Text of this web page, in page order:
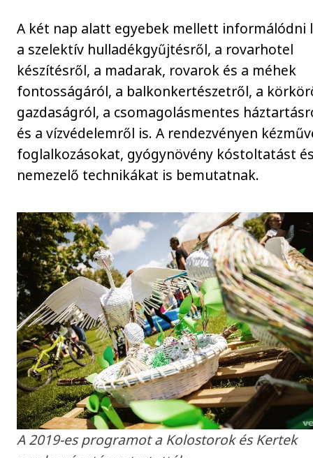
A két nap alatt egyebek mellett informálódni
a szelektív hulladékgyűjtésről, a rovarhotel
készítésről, a madarak, rovarok és a méhek
fontosságáról, a balkonkertészetről, a
gazdaságról, a csomagolásmentes
és a vízvédelemről is. A rendezvényen
foglalkozásokat, gyógynövény kóstoltatást
nemezelő technikákat is bemutatnak.
A 2019-es programot a Kolostorok és Kertek